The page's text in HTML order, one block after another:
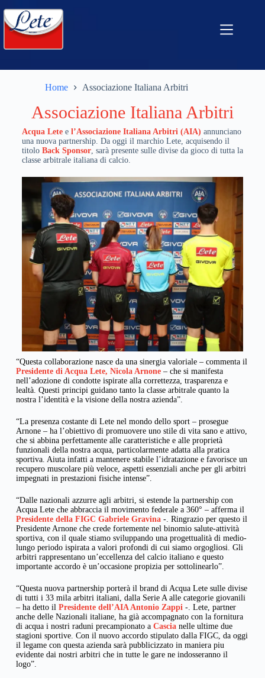
Home Associazione Italiana Arbitri
Associazione Italiana Arbitri
Acqua Lete el’Associazione Italiana Arbitri (AIA) annunciano
una nuova partnership. Da oggi il marchio Lete, acquisendo il
titolo Back Sponsor, sarà presente sulle divise da gioco di tutta la
classe arbitrale italiana di calcio.
“Questa collaborazione nasce da una sinergia valoriale – commenta il
Presidente di Acqua Lete, Nicola Arnone– che si manifesta
nell’adozione di condotte ispirate alla correttezza, trasparenza e
lealtà. Questi principi guidano tanto la classe arbitrale quanto la
nostra l’identità e la visione della nostra azienda”.
“La presenza costante di Lete nel mondo dello sport – prosegue
Arnone – ha l’obiettivo di promuovere uno stile di vita sano e attivo,
che si abbina perfettamente alle caratteristiche e alle proprietà
funzionali della nostra acqua, particolarmente adatta alla pratica
sportiva. Aiuta infatti a mantenere stabile l’idratazione e favorisce un
recupero muscolare più veloce, aspetti essenziali anche per gli arbitri
impegnati in prestazioni fisiche intense”.
“Dalle nazionali azzurre agli arbitri, si estende la partnership con
Acqua Lete che abbraccia il movimento federale a 360° – afferma il
Presidente della FIGC Gabriele Gravina-. Ringrazio per questo il
Presidente Arnone che crede fortemente nel binomio salute-attività
sportiva, con il quale stiamo sviluppando una progettualità di medio-
lungo periodo ispirata a valori profondi di cui siamo orgogliosi. Gli
arbitri rappresentano un’eccellenza del calcio italiano e questo
importante accordo è un’occasione propizia per sottolinearlo”.
“Questa nuova partnership porterà il brand di Acqua Lete sulle divise
di tutti i 33 mila arbitri italiani, dalla Serie A alle categorie giovanili
– ha detto il Presidente dell’AIA Antonio Zappi-. Lete, partner
anche delle Nazionali italiane, ha già accompagnato con la fornitura
di acqua i nostri raduni precampionato a Cascianelle ultime due
stagioni sportive. Con il nuovo accordo stipulato dalla FIGC, da oggi
il legame con questa azienda sarà pubblicizzato in maniera piu
evidente dai nostri arbitri che in tutte le gare ne indosseranno il
logo”.